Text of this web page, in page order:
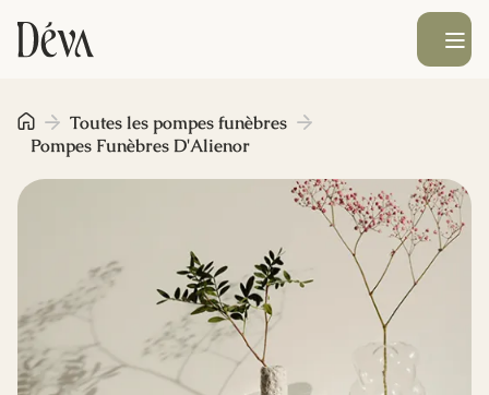
Obsèques
Prévoyance
Monument funéraire
Livraison de fleurs
Ouvrir le
Toutes les pompes funèbres
Pompes Funèbres D'Alienor